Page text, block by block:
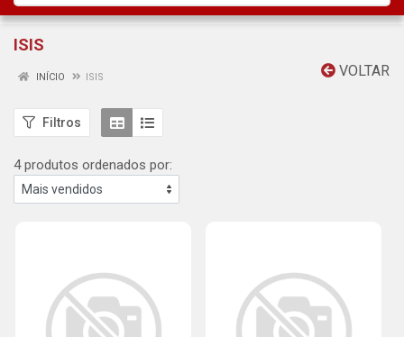
ISIS
VOLTAR
INÍCIO ISIS
Filtros
4 produtos ordenados por: